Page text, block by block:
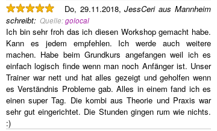
Do, 29.11.2018,JessCeri aus Mannheim
schreibt: Quelle:golocal
Ich bin sehr froh das ich diesen Workshop gemacht habe.
Kann es jedem empfehlen. Ich werde auch weitere
machen. Habe beim Grundkurs angefangen weil ich es
einfach logisch finde wenn man noch Anfänger ist. Unser
Trainer war nett und hat alles gezeigt und geholfen wenn
es Verständnis Probleme gab. Alles in einem fand ich es
einen super Tag. Die kombi aus Theorie und Praxis war
sehr gut eingerichtet. Die Stunden gingen rum wie nichts.
:)